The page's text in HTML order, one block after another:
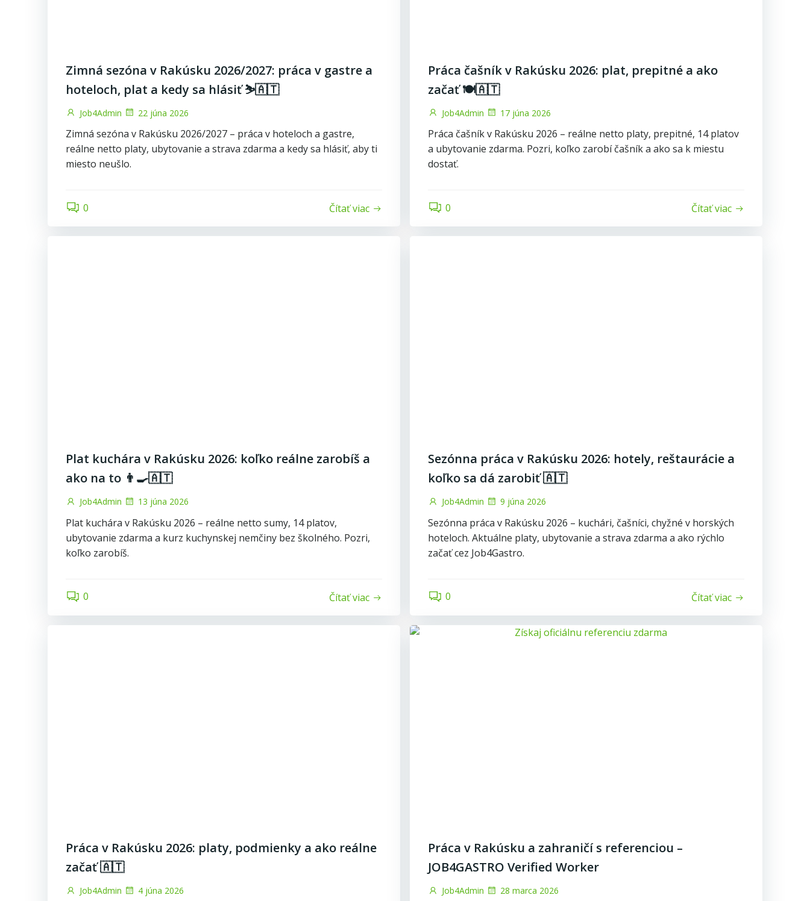
Zimná sezóna v Rakúsku 2026/2027: práca v gastre a
hoteloch, plat a kedy sa hlásiť ⛷️🇦🇹
Job4Admin 22 júna 2026
Zimná sezóna v Rakúsku 2026/2027 – práca v hoteloch a gastre,
reálne netto platy, ubytovanie a strava zdarma a kedy sa hlásiť, aby ti
miesto neušlo.
0 Čítať viac
Práca čašník v Rakúsku 2026: plat, prepitné a ako
začať 🍽️🇦🇹
Job4Admin 17 júna 2026
Práca čašník v Rakúsku 2026 – reálne netto platy, prepitné, 14 platov
a ubytovanie zdarma. Pozri, koľko zarobí čašník a ako sa k miestu
dostať.
0 Čítať viac
Plat kuchára v Rakúsku 2026: koľko reálne zarobíš a
ako na to 👨‍🍳🇦🇹
Job4Admin 13 júna 2026
Plat kuchára v Rakúsku 2026 – reálne netto sumy, 14 platov,
ubytovanie zdarma a kurz kuchynskej nemčiny bez školného. Pozri,
koľko zarobíš.
0 Čítať viac
Sezónna práca v Rakúsku 2026: hotely, reštaurácie a
koľko sa dá zarobiť 🇦🇹
Job4Admin 9 júna 2026
Sezónna práca v Rakúsku 2026 – kuchári, čašníci, chyžné v horských
hoteloch. Aktuálne platy, ubytovanie a strava zdarma a ako rýchlo
začať cez Job4Gastro.
0 Čítať viac
Práca v Rakúsku 2026: platy, podmienky a ako reálne
začať 🇦🇹
Job4Admin 4 júna 2026
Práca v Rakúsku a zahraničí s referenciou –
JOB4GASTRO Verified Worker
Job4Admin 28 marca 2026